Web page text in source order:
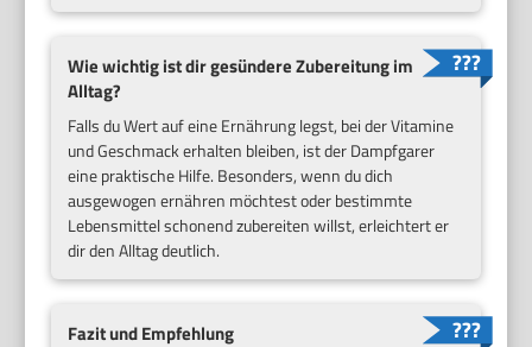
Wie wichtig ist dir gesündere Zubereitung im
Alltag?
Falls du Wert auf eine Ernährung legst, bei der Vitamine
und Geschmack erhalten bleiben, ist der Dampfgarer
eine praktische Hilfe. Besonders, wenn du dich
ausgewogen ernähren möchtest oder bestimmte
Lebensmittel schonend zubereiten willst, erleichtert er
dir den Alltag deutlich.
Fazit und Empfehlung